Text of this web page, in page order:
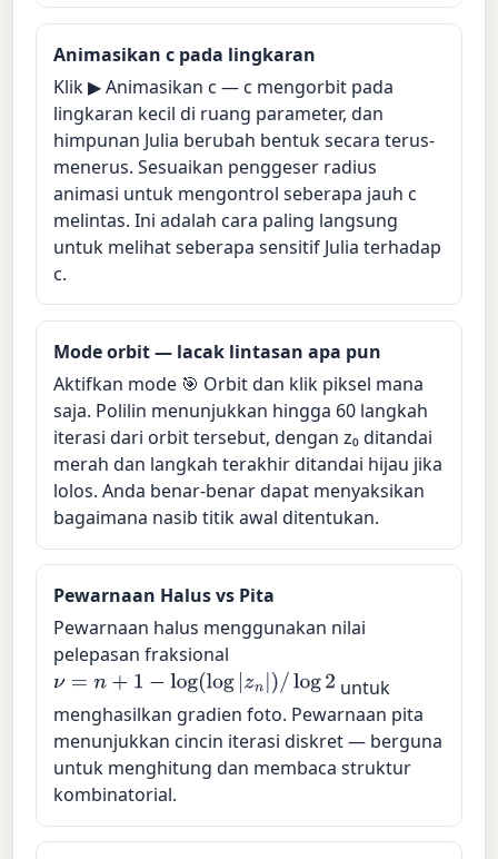
Animasikan c pada lingkaran
Klik ▶ Animasikan c — c mengorbit pada
lingkaran kecil di ruang parameter, dan
himpunan Julia berubah bentuk secara terus-
menerus. Sesuaikan penggeser radius
animasi untuk mengontrol seberapa jauh c
melintas. Ini adalah cara paling langsung
untuk melihat seberapa sensitif Julia terhadap
c.
Mode orbit — lacak lintasan apa pun
Aktifkan mode 🎯 Orbit dan klik piksel mana
saja. Polilin menunjukkan hingga 60 langkah
iterasi dari orbit tersebut, dengan z₀ ditandai
merah dan langkah terakhir ditandai hijau jika
lolos. Anda benar-benar dapat menyaksikan
bagaimana nasib titik awal ditentukan.
Pewarnaan Halus vs Pita
Pewarnaan halus menggunakan nilai
pelepasan fraksional
ν=n+1−log( log|zn|)/log2
untuk
menghasilkan gradien foto. Pewarnaan pita
menunjukkan cincin iterasi diskret — berguna
untuk menghitung dan membaca struktur
kombinatorial.